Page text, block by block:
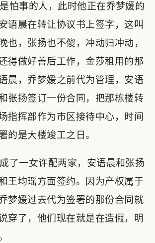
怕事的人，此时他正在乔梦媛的
语晨在转让协议书上签字，这叫
也，张扬也不傻，冲动归冲动，
得做好善后工作，金莎租用的那
晨，乔梦媛之前代为管理，安语
张扬签订一份合同，把那栋楼转
指挥部作为市区接待中心，时间
的是大楼竣工之日。
了一女许配两家，安语晨和张扬
王均瑶方面签约。因为产权属于
梦媛过去代为签署的那份合同就
穿了，他们现在就是在造假，明